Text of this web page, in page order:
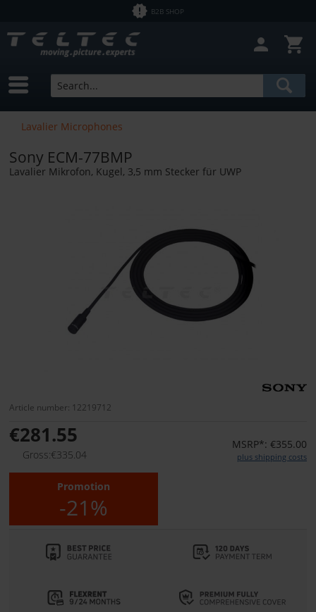
B2B SHOP
Lavalier Microphones
Sony ECM-77BMP
Lavalier Mikrofon, Kugel, 3,5 mm Stecker für UWP
Article number: 12219712
€281.55
Gross:€335.04
MSRP*: €355.00
plus shipping costs
Promotion
-21%
In Stock
Brands
from €4370.00